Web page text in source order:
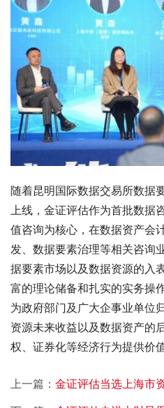
随着昆明国际数据交易所数据
上线，金证评估作为首批数据
值咨询为核心，在数据资产会
发、数据要素治理等相关咨询
据要素市场以及数据资源的入
富的理论储备和扎实的实务操
为政府部门及广大企事业单位
资源未来收益以及数据资产的
权、证券化等经济行为提供价
上一篇： 金证评估当选上海市资产评